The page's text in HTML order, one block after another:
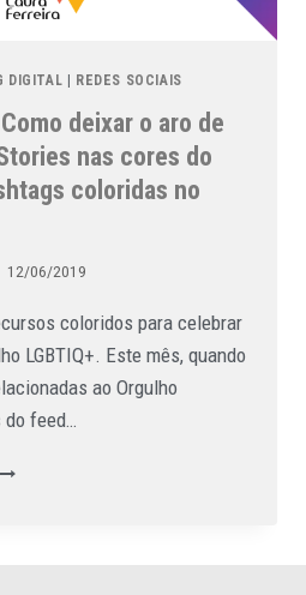
DIGITAL | REDES SOCIAIS
deixar o aro de
nas cores do
coloridas no
12/06/2019
coloridos para celebrar
LGBTIQ+. Este mês, quando
ao Orgulho
do feed…